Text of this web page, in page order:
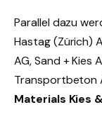
Parallel dazu
Hastag (Zürich)
AG, Sand + Kies
Transportbeton
Materials Kies